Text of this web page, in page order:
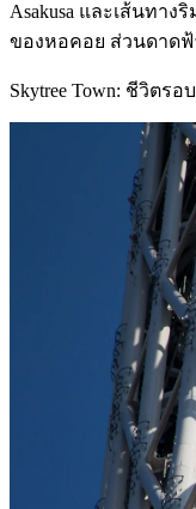
Asakusa และเส้นทา
ของหอคอย ส่วนดาด
Skytree Town: ชีวิตร